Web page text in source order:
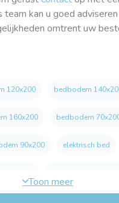
team kan u goed
omtrent uw
120x200 bedbodem
160x200 bedbodem
90x200 elektrisch bed